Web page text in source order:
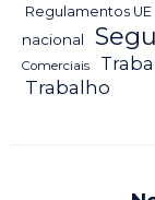
Regulamentos UE
nacional
Comerciais
Trabalho